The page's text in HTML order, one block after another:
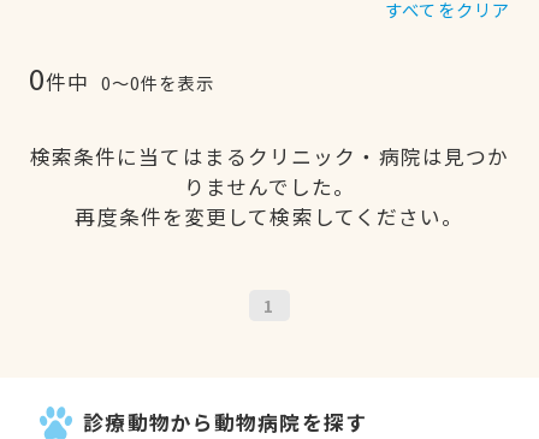
すべてをクリア
0件中 0〜0件を表示
検索条件に当てはまるクリニック・病院は見つか
りませんでした。
再度条件を変更して検索してください。
1
診療動物から動物病院を探す